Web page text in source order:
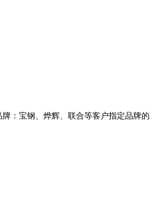
：宝钢、烨辉、联合等客户指定品牌